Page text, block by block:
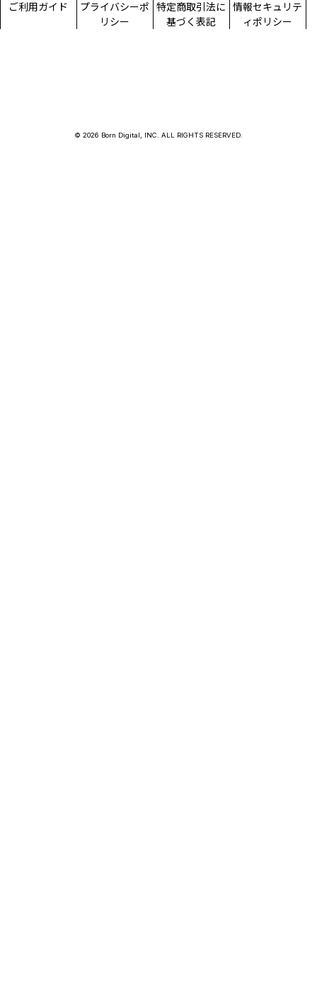
ご利用ガイド
プライバシーポ
リシー
特定商取引法に
基づく表記
情報セキュリテ
ィポリシー
© 2026 Born Digital, INC. ALL RIGHTS RESERVED.